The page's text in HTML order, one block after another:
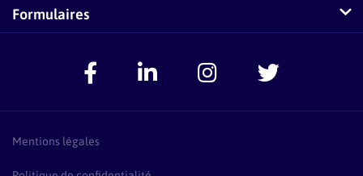
Zetwal dans les médias
Espace Accompagnateurs
Conseillers-Entreprises
Présentation Pass Créa
F.A.Q Pass Créa
Formulaires
Mentions légales